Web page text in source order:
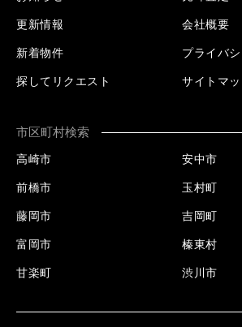
更新情報
新着物件
探してリクエスト
会社概要
プライバ
サイトマ
市区町村検索
高崎市
前橋市
藤岡市
富岡市
甘楽町
安中市
玉村町
吉岡町
榛東村
渋川市